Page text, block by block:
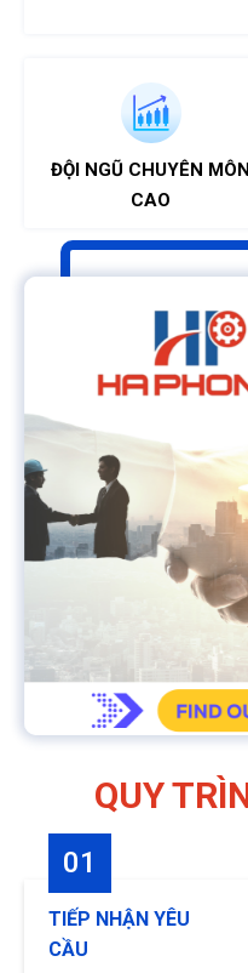
ĐỘI NGŨ CHUYÊN MÔN
CAO
QUY
01
TIẾP NHẬN YÊU
CẦU